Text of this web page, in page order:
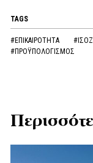
TAGS
#ΕΠΙΚΑΙΡΟΤΗΤΑ
#ΠΡΟΫΠΟΛΟΓΙΣΜΟΣ